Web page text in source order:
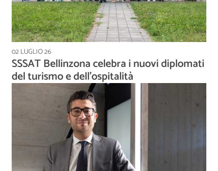
02 LUGLIO 26
SSSAT Bellinzona celebra i nuovi diplomati
del turismo e dell'ospitalità